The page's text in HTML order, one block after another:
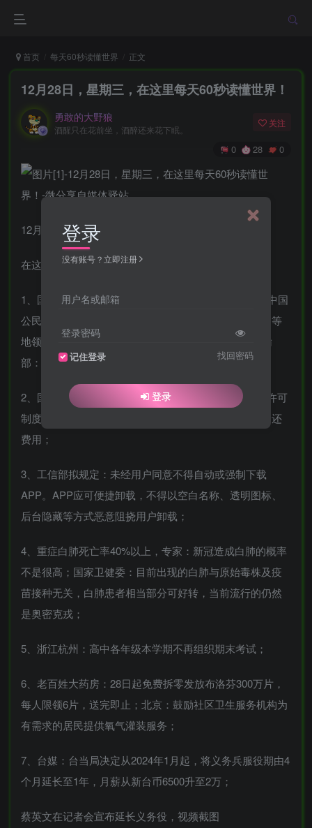
首页 每天60秒读懂世界 正文
12月28日，星期三，在这里每天60秒读懂世界！
勇敢的大野狼
酒醒只在花前坐，酒醉还来花下眠。
关注
0 28 0
12月28日，农历腊月初六，星期三！
在这里，每天60秒读懂世界！
1、国家移民管理局：明年1月8日起有序恢复受理审批中国
公民因出国旅游申请普通护照；美驻华使馆：北京广州等
地领事处将于1月3日恢复常规领事服务工作；交通运输
部：国际道路客运将逐步有序恢复；
2、国家广播电视总局：国家对国产网络剧片发行实行许可
制度；最高法：未成年人直播打赏、游戏充值可请求返还
费用；
3、工信部拟规定：未经用户同意不得自动或强制下载
APP。APP应可便捷卸载，不得以空白名称、透明图标、
后台隐藏等方式恶意阻挠用户卸载；
4、重症白肺死亡率40%以上，专家：新冠造成白肺的概率
不是很高；国家卫健委：目前出现的白肺与原始毒株及疫
苗接种无关，白肺患者相当部分可好转，当前流行的仍然
是奥密克戎；
5、浙江杭州：高中各年级本学期不再组织期末考试；
6、老百姓大药房：28日起免费拆零发放布洛芬300万片，
每人限领6片，送完即止；北京：鼓励社区卫生服务机构为
有需求的居民提供氧气灌装服务；
7、台媒：台当局决定从2024年1月起，将义务兵服役期由4
个月延长至1年，月薪从新台币6500升至2万；
蔡英文在记者会宣布延长义务役，视频截图
登录
没有账号？立即注册
用户名或邮箱
登录密码
记住登录 找回密码
登录